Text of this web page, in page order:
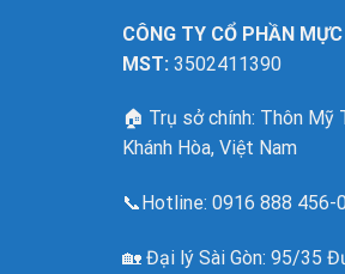
CÔNG TY CỔ PHẦN
MST: 3502411390
🏠 Trụ sở chính: Thôn Mỹ
Khánh Hòa, Việt Nam
📞Hotline: 0916 888 456-
🏡 Đại lý Sài Gòn: 95/35